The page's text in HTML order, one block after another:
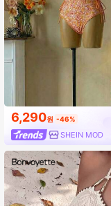
6,290원 -46%
SHEIN MOD